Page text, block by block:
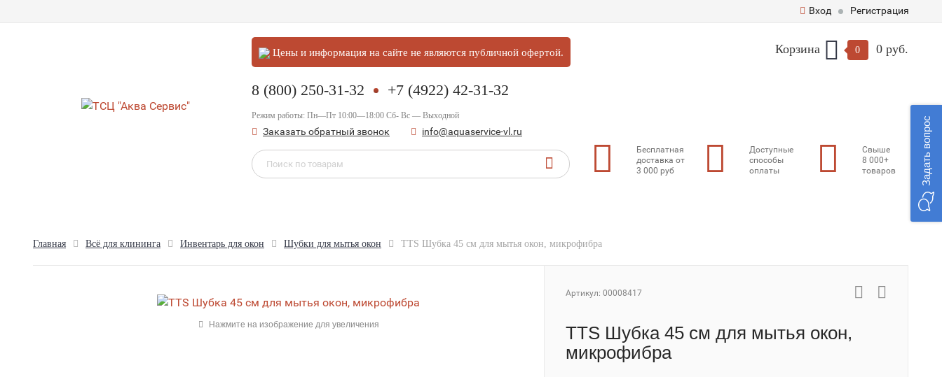
Вход Регистрация
Цены и информация на сайте не являются публичной офертой.
8 (800) 250-31-32 +7 (4922) 42-31-32
Режим работы: Пн—Пт 10:00—18:00 Сб- Вс — Выходной
Заказать обратный звонок info@aquaservice-vl.ru
Корзина 0 0 руб.
Бесплатная
доставка от
3 000 руб
Доступные
способы
оплаты
Свыше
8 000+
товаров
Главная Всё для клининга Инвентарь для окон Шубки для мытья окон TTS Шубка 45 см для мытья окон, микрофибра
Нажмите на изображение для увеличения
Артикул: 00008417
TTS Шубка 45 см для мытья окон,
микрофибра
Задать вопрос